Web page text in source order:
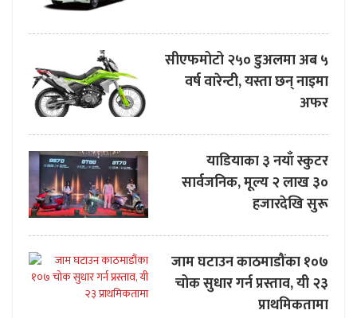
सीएफमोटो २५० डुअलमा अब ५
वर्ष वारेन्टी, यस्ता छन् नाइमा
अफर
याडियाका ३ नयाँ स्कुटर
सार्वजनिक, मूल्य २ लाख ३०
हजारदेखि सुरू
जाम घटाउन काठमाडौंका १०७
चोक सुधार गर्न प्रस्ताव, यी २३
प्राथमिकतामा